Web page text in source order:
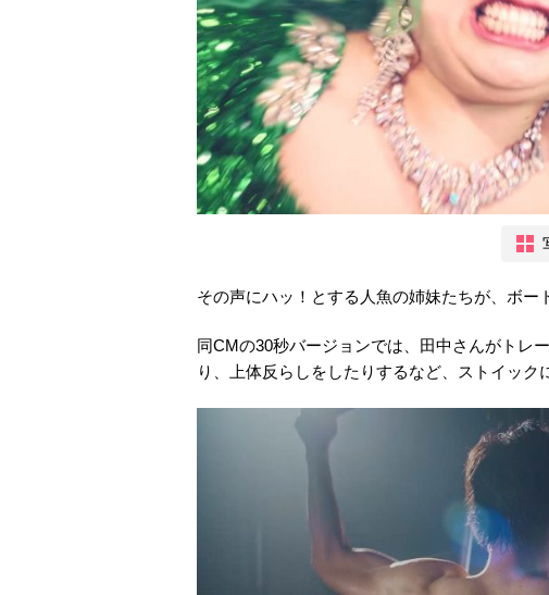
その声にハッ！とする人魚の姉妹たちが、ボ
同CMの30秒バージョンでは、田中さんがトレ
り、上体反らしをしたりするなど、ストイック